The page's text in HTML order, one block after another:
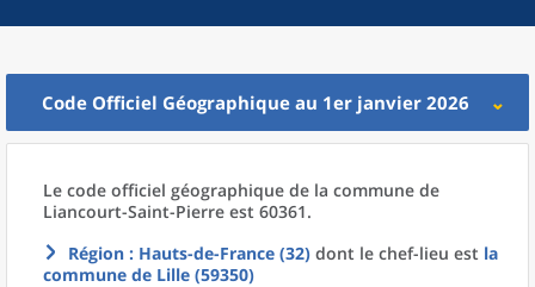
Code Officiel Géographique au 1er janvier 2026
Le code officiel géographique de la commune de
Liancourt-Saint-Pierre est 60361.
Région : Hauts-de-France (32) dont le chef-lieu est la
commune de Lille (59350)